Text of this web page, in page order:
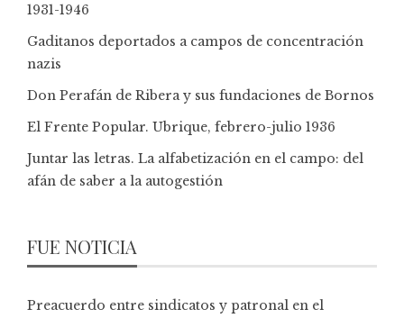
1931-1946
Gaditanos deportados a campos de concentración
nazis
Don Perafán de Ribera y sus fundaciones de Bornos
El Frente Popular. Ubrique, febrero-julio 1936
Juntar las letras. La alfabetización en el campo: del
afán de saber a la autogestión
FUE NOTICIA
Preacuerdo entre sindicatos y patronal en el